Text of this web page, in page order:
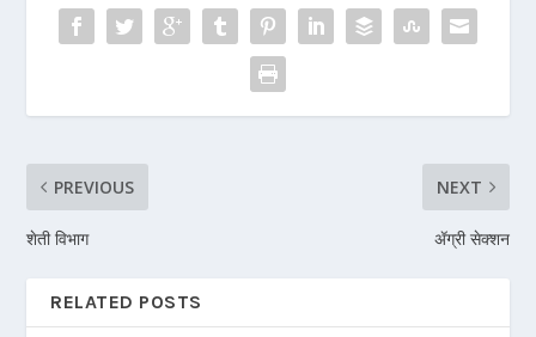
PREVIOUS
शेती विभाग
NEXT
ॲग्री सेक्शन
RELATED POSTS